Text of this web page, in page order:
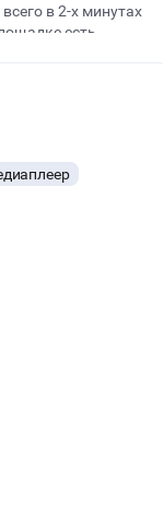
в 2-х минутах
есть
занятий,
процесса
после того, как